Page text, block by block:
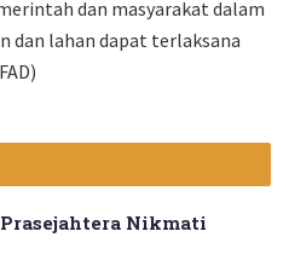
dan masyarakat dalam
dan lahan dapat terlaksana
Nikmati